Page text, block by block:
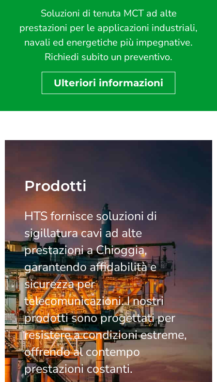
Soluzioni di tenuta MCT ad alte
prestazioni per le applicazioni industriali,
navali ed energetiche più impegnative.
Richiedi subito un preventivo.
Ulteriori informazioni
Prodotti
HTS fornisce soluzioni di
sigillatura cavi ad alte
prestazioni a Chioggia,
garantendo affidabilità e
sicurezza per
telecomunicazioni. I nostri
prodotti sono progettati per
resistere a condizioni estreme,
offrendo al contempo
prestazioni costanti.